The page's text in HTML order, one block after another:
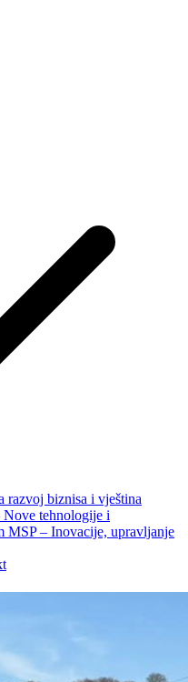
razvoj biznisa i vještina
tehnologije i
MSP – Inovacije, upravljanje